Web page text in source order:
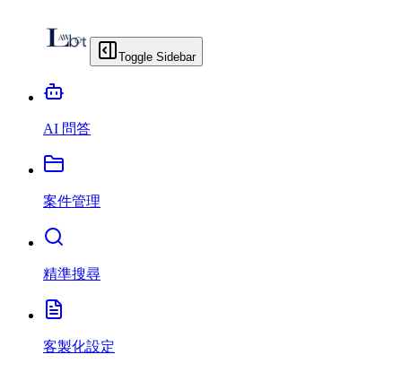
Toggle Sidebar
AI 問答
案件管理
精準搜尋
客製化設定